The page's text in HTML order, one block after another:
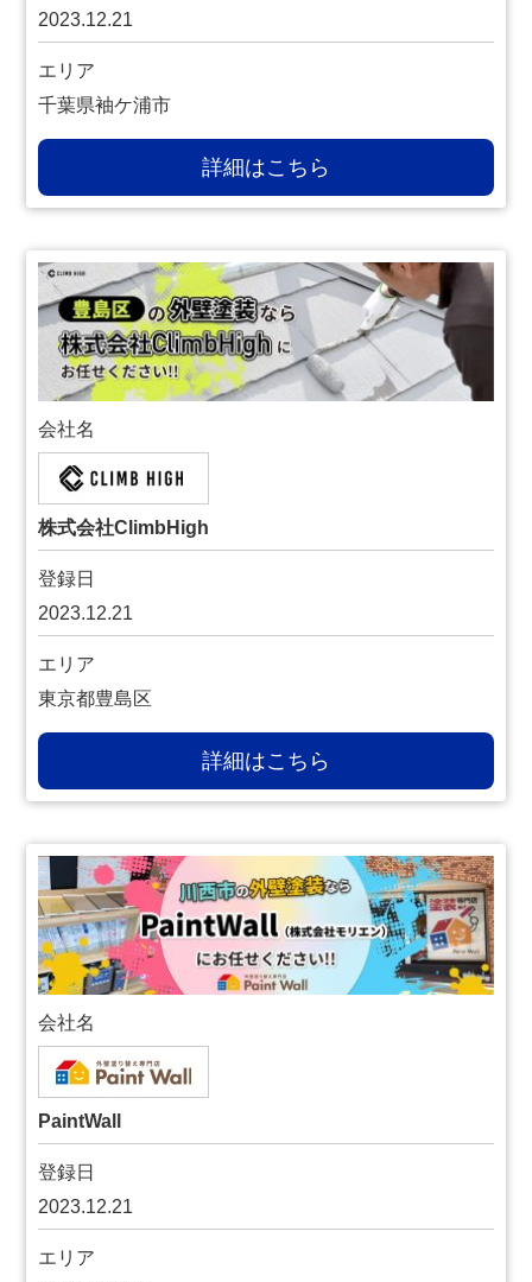
2023.12.21
エリア
千葉県袖ケ浦市
詳細はこちら
会社名
株式会社ClimbHigh
登録日
2023.12.21
エリア
東京都豊島区
詳細はこちら
会社名
PaintWall
登録日
2023.12.21
エリア